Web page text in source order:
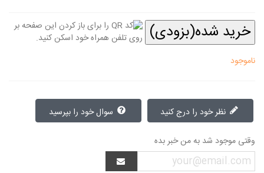
خرید شده(بزودی)
ناموجود
نظر خود را درج کنید
وقتی موجود شد به من خبر بده